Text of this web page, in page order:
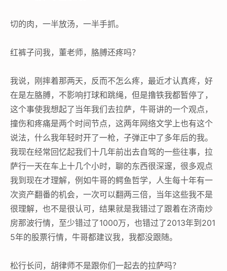
切的肉，一半放汤，一半手抓。
红裤子问我，董老师，胳膊还疼吗？
我说，刚摔着那两天，反而不怎么疼，最近才认真疼，好
在是左胳膊，不影响打球和跳绳，但是撸铁我都暂停了，
这个事使我想起了当年我们去拉萨，牛哥讲的一个观点，
撞伤和疼痛是两个时间节点，这两年网络文学上也有这个
说法，什么我年轻时开了一枪，子弹正中了多年后的我。
我现在经常回忆起我们十几年前出去自驾的一些往事，拉
萨行一天在车上十几个小时，聊的东西很深邃，很多观点
我到现在才理解，例如牛哥的鳄鱼哲学，人生每十年有一
次资产翻番的机会，一次可以翻两三倍，当年这些我不是
很理解，也不是很认可，结果就是我错过了跟着在济南炒
房那波行情，至少错过了1000万，也错过了2013年到201
5年的股票行情，牛哥都建议我，我都没跟随。
松行长问，胡律师不是跟你们一起去的拉萨吗？